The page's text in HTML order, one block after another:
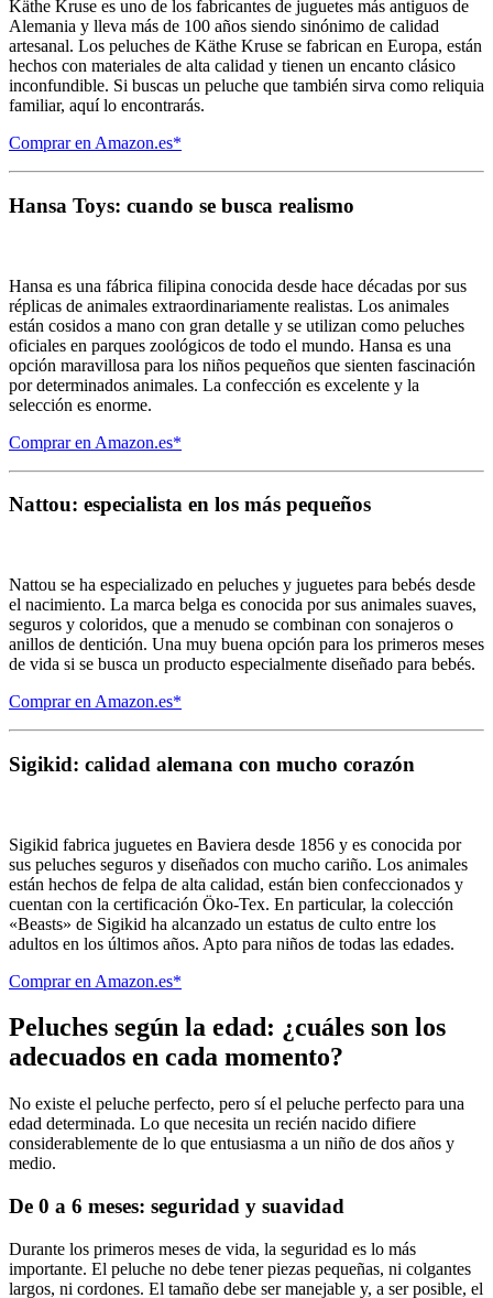
Käthe Kruse es uno de los fabricantes de juguetes más antiguos de
Alemania y lleva más de 100 años siendo sinónimo de calidad
artesanal. Los peluches de Käthe Kruse se fabrican en Europa, están
hechos con materiales de alta calidad y tienen un encanto clásico
inconfundible. Si buscas un peluche que también sirva como reliquia
familiar, aquí lo encontrarás.
Comprar en Amazon.es*
Hansa Toys: cuando se busca realismo
Hansa es una fábrica filipina conocida desde hace décadas por sus
réplicas de animales extraordinariamente realistas. Los animales
están cosidos a mano con gran detalle y se utilizan como peluches
oficiales en parques zoológicos de todo el mundo. Hansa es una
opción maravillosa para los niños pequeños que sienten fascinación
por determinados animales. La confección es excelente y la
selección es enorme.
Comprar en Amazon.es*
Nattou: especialista en los más pequeños
Nattou se ha especializado en peluches y juguetes para bebés desde
el nacimiento. La marca belga es conocida por sus animales suaves,
seguros y coloridos, que a menudo se combinan con sonajeros o
anillos de dentición. Una muy buena opción para los primeros meses
de vida si se busca un producto especialmente diseñado para bebés.
Comprar en Amazon.es*
Sigikid: calidad alemana con mucho corazón
Sigikid fabrica juguetes en Baviera desde 1856 y es conocida por
sus peluches seguros y diseñados con mucho cariño. Los animales
están hechos de felpa de alta calidad, están bien confeccionados y
cuentan con la certificación Öko-Tex. En particular, la colección
«Beasts» de Sigikid ha alcanzado un estatus de culto entre los
adultos en los últimos años. Apto para niños de todas las edades.
Comprar en Amazon.es*
Peluches según la edad: ¿cuáles son los
adecuados en cada momento?
No existe el peluche perfecto, pero sí el peluche perfecto para una
edad determinada. Lo que necesita un recién nacido difiere
considerablemente de lo que entusiasma a un niño de dos años y
medio.
De 0 a 6 meses: seguridad y suavidad
Durante los primeros meses de vida, la seguridad es lo más
importante. El peluche no debe tener piezas pequeñas, ni colgantes
largos, ni cordones. El tamaño debe ser manejable y, a ser posible, el